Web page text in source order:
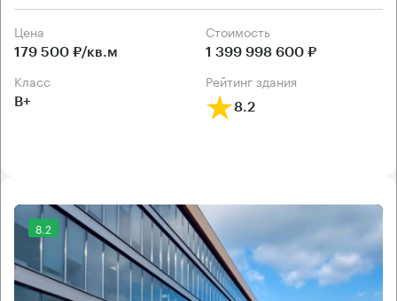
Цена
179 500 ₽/кв.м
Cтоимость
1 399 998 600 ₽
класс
B+
рейтинг здания
8.2
8.2